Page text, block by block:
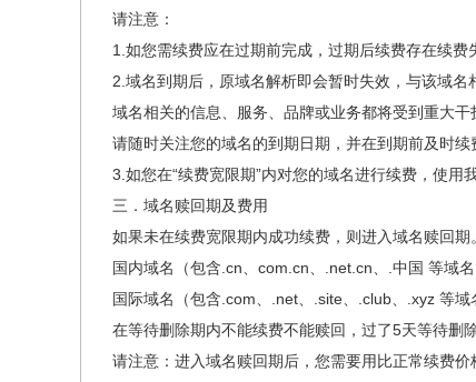
请注意：
1.如您需续费应在过期前完成，过期后续费存在续费
2.域名到期后，原域名解析即会暂时失效，与该域
域名相关的信息、服务、品牌或业务都将受到重大干
请随时关注您的域名的到期日期，并在到期前及时续
3.如您在“续费宽限期”内对您的域名进行续费，使用
三．域名赎回期及费用
如果未在续费宽限期内成功续费，则进入域名赎回期。
国内域名（包含.cn、com.cn、.net.cn、.中国 等域名
国际域名（包含.com、.net、.site、.club、.xyz 等
在等待删除期内不能续费不能赎回，过了5天等待删
请注意：进入域名赎回期后，您需要用比正常续费价